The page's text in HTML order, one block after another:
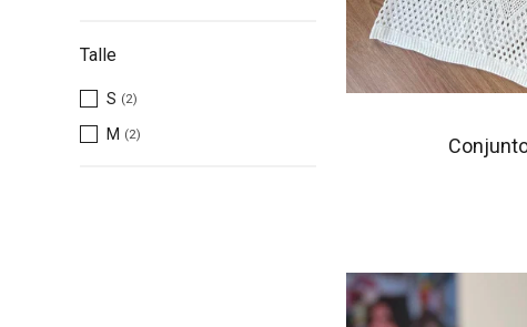
Talle
S (2)
M (2)